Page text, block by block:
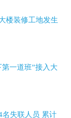
楼装修工地发生
一道班”接入大
名失联人员 累计